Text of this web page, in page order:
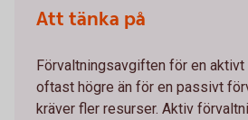
Att tänka på
Förvaltningsavgiften för en
oftast högre än för en passivt
kräver fler resurser. Aktiv